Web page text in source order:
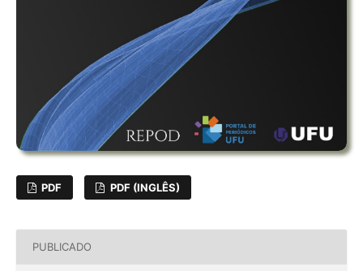
PDF PDF (INGLÊS)
PUBLICADO